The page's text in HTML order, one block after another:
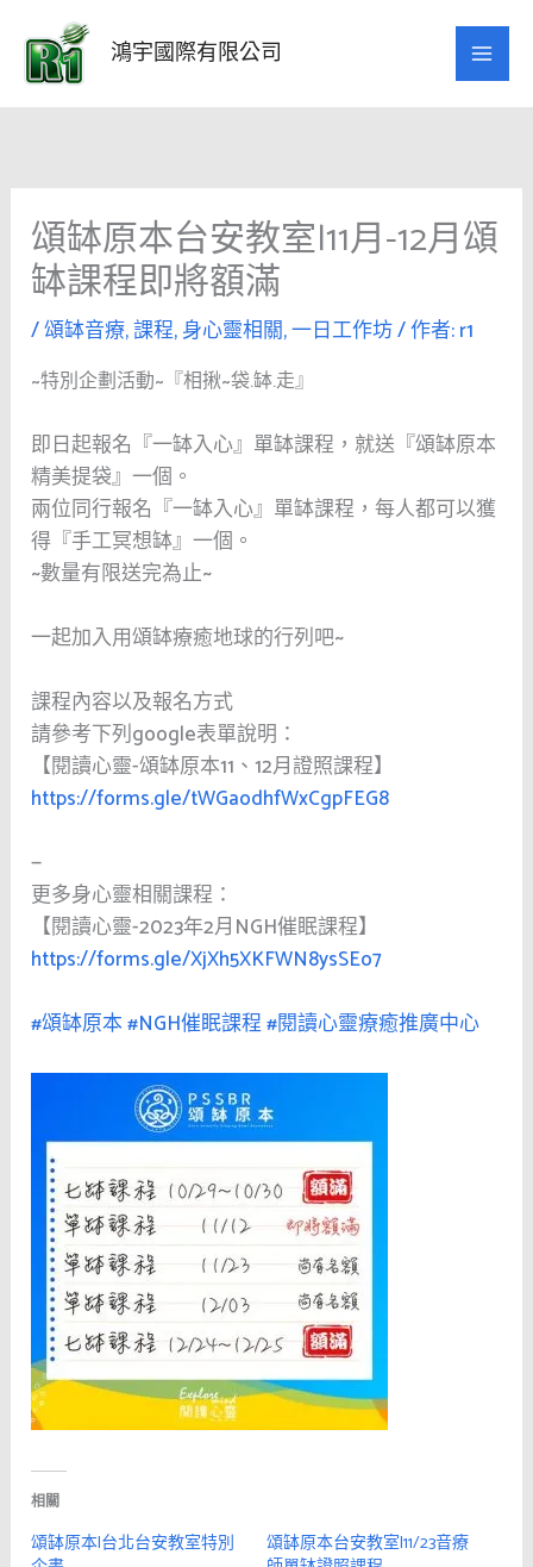
要
鴻宇國際有限公司
頌缽原本台安教室|11月-12月頌
缽課程即將額滿
/頌缽音療,課程,身心靈相關,一日工作坊/ 作者:r1
~特別企劃活動~ 『相揪~袋.缽.走』
即日起報名『一缽入心』單缽課程，就送『頌缽原本
精美提袋』一個。
兩位同行報名『一缽入心』單缽課程，每人都可以獲
得『手工冥想缽』一個。
~數量有限送完為止~
一起加入用頌缽療癒地球的行列吧~
課程內容以及報名方式
請參考下列google表單說明：
【閱讀心靈-頌缽原本11、12月證照課程】
https://forms.gle/tWGaodhfWxCgpFEG8
—
更多身心靈相關課程：
【閱讀心靈-2023年2月NGH催眠課程】
https://forms.gle/XjXh5XKFWN8ysSEo7
#頌缽原本#NGH催眠課程#閱讀心靈療癒推廣中心
相關
頌缽原本|台北台安教室特別
頌缽原本台安教室|11/23音療